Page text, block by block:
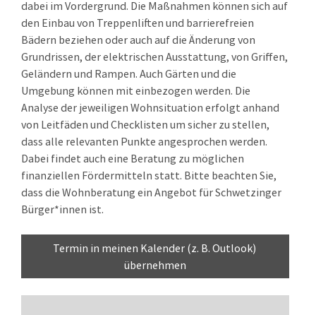
dabei im Vordergrund. Die Maßnahmen können sich auf
den Einbau von Treppenliften und barrierefreien
Bädern beziehen oder auch auf die Änderung von
Grundrissen, der elektrischen Ausstattung, von Griffen,
Geländern und Rampen. Auch Gärten und die
Umgebung können mit einbezogen werden. Die
Analyse der jeweiligen Wohnsituation erfolgt anhand
von Leitfäden und Checklisten um sicher zu stellen,
dass alle relevanten Punkte angesprochen werden.
Dabei findet auch eine Beratung zu möglichen
finanziellen Fördermitteln statt. Bitte beachten Sie,
dass die Wohnberatung ein Angebot für Schwetzinger
Bürger*innen ist.
Termin in meinen Kalender (z. B. Outlook)
übernehmen